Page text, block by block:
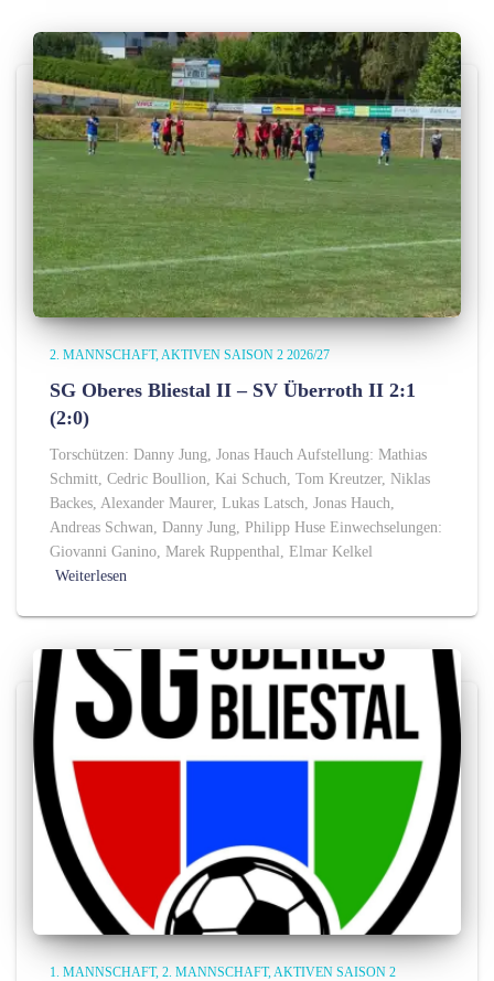
2. MANNSCHAFT AKTIVEN SAISON 2 2026/27
SG Oberes Bliestal II – SV Überroth II 2:1
(2:0)
Torschützen: Danny Jung, Jonas Hauch Aufstellung: Mathias
Schmitt, Cedric Boullion, Kai Schuch, Tom Kreutzer, Niklas
Backes, Alexander Maurer, Lukas Latsch, Jonas Hauch,
Andreas Schwan, Danny Jung, Philipp Huse Einwechselungen:
Giovanni Ganino, Marek Ruppenthal, Elmar Kelkel
Weiterlesen
1. MANNSCHAFT 2. MANNSCHAFT AKTIVEN SAISON 2